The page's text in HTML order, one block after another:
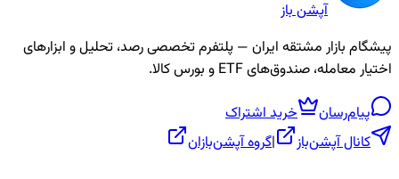
آپشن باز
پیشگام بازار مشتقه ایران — پلتفرم تخصصی رصد، تحلیل و ابزارهای
اختیار معامله، صندوق‌های ETF و بورس کالا.
پیام‌رسان
خرید اشتراک
کانال آپشن‌باز
|گروه آپشن‌بازان